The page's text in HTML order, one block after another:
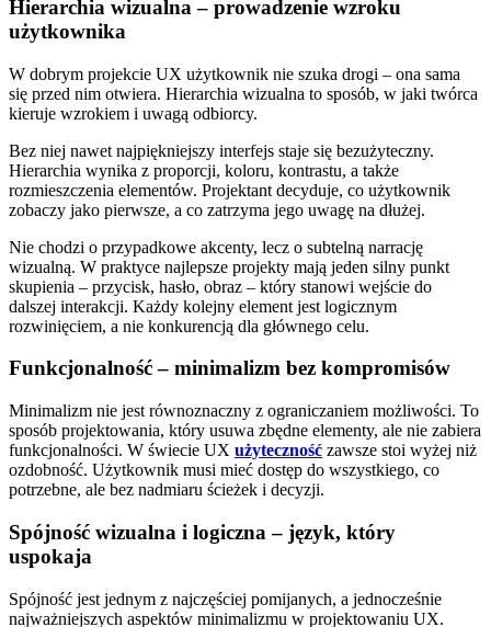
Hierarchia wizualna – prowadzenie wzroku
użytkownika
W dobrym projekcie UX użytkownik nie szuka drogi – ona sama
się przed nim otwiera. Hierarchia wizualna to sposób, w jaki twórca
kieruje wzrokiem i uwagą odbiorcy.
Bez niej nawet najpiękniejszy interfejs staje się bezużyteczny.
Hierarchia wynika z proporcji, koloru, kontrastu, a także
rozmieszczenia elementów. Projektant decyduje, co użytkownik
zobaczy jako pierwsze, a co zatrzyma jego uwagę na dłużej.
Nie chodzi o przypadkowe akcenty, lecz o subtelną narrację
wizualną. W praktyce najlepsze projekty mają jeden silny punkt
skupienia – przycisk, hasło, obraz – który stanowi wejście do
dalszej interakcji. Każdy kolejny element jest logicznym
rozwinięciem, a nie konkurencją dla głównego celu.
Funkcjonalność – minimalizm bez kompromisów
Minimalizm nie jest równoznaczny z ograniczaniem możliwości. To
sposób projektowania, który usuwa zbędne elementy, ale nie zabiera
funkcjonalności. W świecie UX użyteczność zawsze stoi wyżej niż
ozdobność. Użytkownik musi mieć dostęp do wszystkiego, co
potrzebne, ale bez nadmiaru ścieżek i decyzji.
Spójność wizualna i logiczna – język, który
uspokaja
Spójność jest jednym z najczęściej pomijanych, a jednocześnie
najważniejszych aspektów minimalizmu w projektowaniu UX.